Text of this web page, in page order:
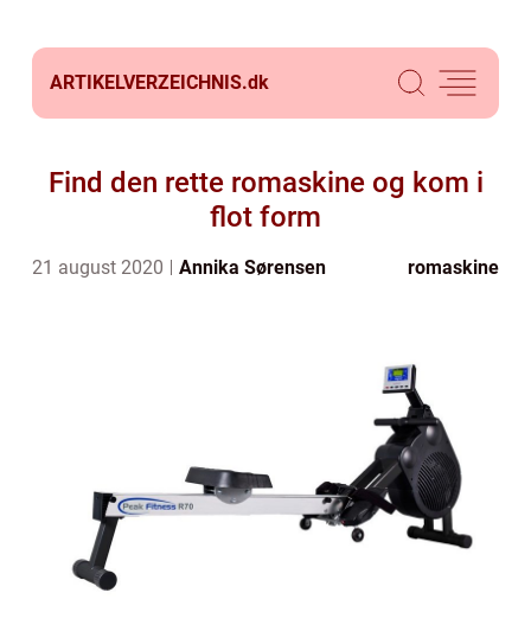
ARTIKELVERZEICHNIS.dk
Find den rette romaskine og kom i
flot form
21 august 2020 Annika Sørensen romaskine